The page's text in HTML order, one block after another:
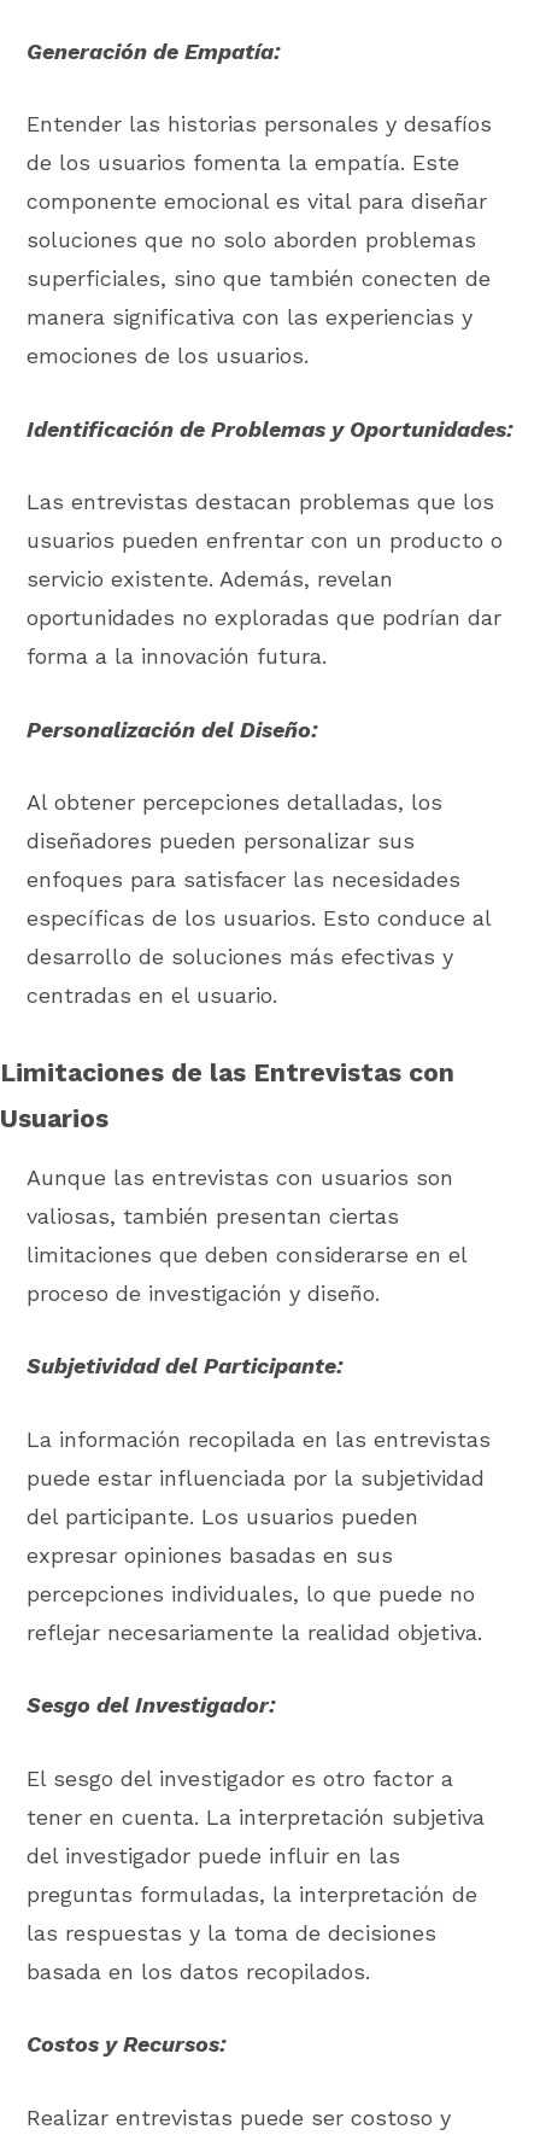
Generación de Empatía:
Entender las historias personales y desafíos
de los usuarios fomenta la empatía. Este
componente emocional es vital para diseñar
soluciones que no solo aborden problemas
superficiales, sino que también conecten de
manera significativa con las experiencias y
emociones de los usuarios.
Identificación de Problemas y Oportunidades:
Las entrevistas destacan problemas que los
usuarios pueden enfrentar con un producto o
servicio existente. Además, revelan
oportunidades no exploradas que podrían dar
forma a la innovación futura.
Personalización del Diseño:
Al obtener percepciones detalladas, los
diseñadores pueden personalizar sus
enfoques para satisfacer las necesidades
específicas de los usuarios. Esto conduce al
desarrollo de soluciones más efectivas y
centradas en el usuario.
Limitaciones de las Entrevistas con
Usuarios
Aunque las entrevistas con usuarios son
valiosas, también presentan ciertas
limitaciones que deben considerarse en el
proceso de investigación y diseño.
Subjetividad del Participante:
La información recopilada en las entrevistas
puede estar influenciada por la subjetividad
del participante. Los usuarios pueden
expresar opiniones basadas en sus
percepciones individuales, lo que puede no
reflejar necesariamente la realidad objetiva.
Sesgo del Investigador:
El sesgo del investigador es otro factor a
tener en cuenta. La interpretación subjetiva
del investigador puede influir en las
preguntas formuladas, la interpretación de
las respuestas y la toma de decisiones
basada en los datos recopilados.
Costos y Recursos:
Realizar entrevistas puede ser costoso y